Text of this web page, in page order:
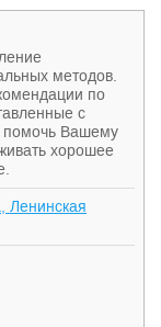
методов.
по
с
помочь Вашему
хорошее
Ленинская